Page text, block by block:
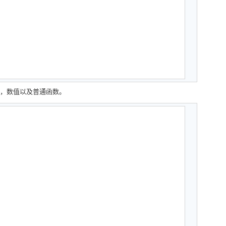
数值以及普通函数。